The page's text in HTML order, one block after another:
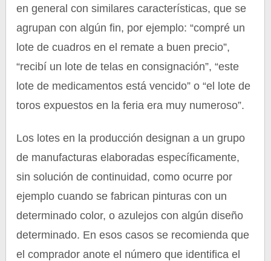
en general con similares características, que se
agrupan con algún fin, por ejemplo: “compré un
lote de cuadros en el remate a buen precio”,
“recibí un lote de telas en consignación”, “este
lote de medicamentos está vencido” o “el lote de
toros expuestos en la feria era muy numeroso”.
Los lotes en la producción designan a un grupo
de manufacturas elaboradas específicamente,
sin solución de continuidad, como ocurre por
ejemplo cuando se fabrican pinturas con un
determinado color, o azulejos con algún diseño
determinado. En esos casos se recomienda que
el comprador anote el número que identifica el